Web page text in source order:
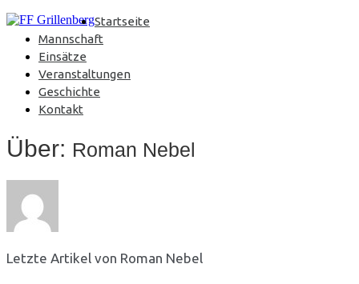
Startseite
Mannschaft
Einsätze
Veranstaltungen
Geschichte
Kontakt
Über: Roman Nebel
Letzte Artikel von Roman Nebel